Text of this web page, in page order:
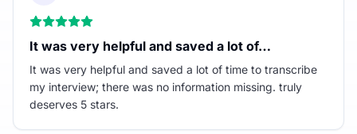
It was very helpful and saved a lot of…
It was very helpful and saved a lot of time to transcribe
my interview; there was no information missing. truly
deserves 5 stars.